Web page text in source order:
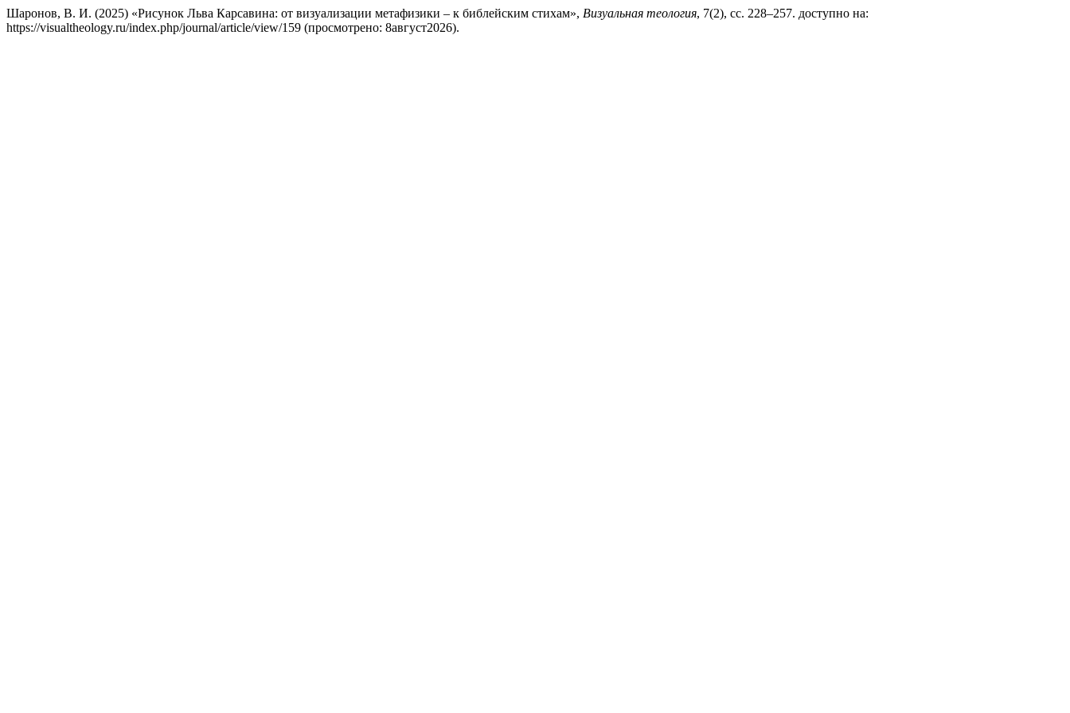
Шаронов, В. И. (2025) «Рисунок Льва Карсавина: от визуализации метафизики – к библейским стихам», Визуальная теология, 7(2), сс. 228–257. доступно на:
https://visualtheology.ru/index.php/journal/article/view/159 (просмотрено: 8август2026).